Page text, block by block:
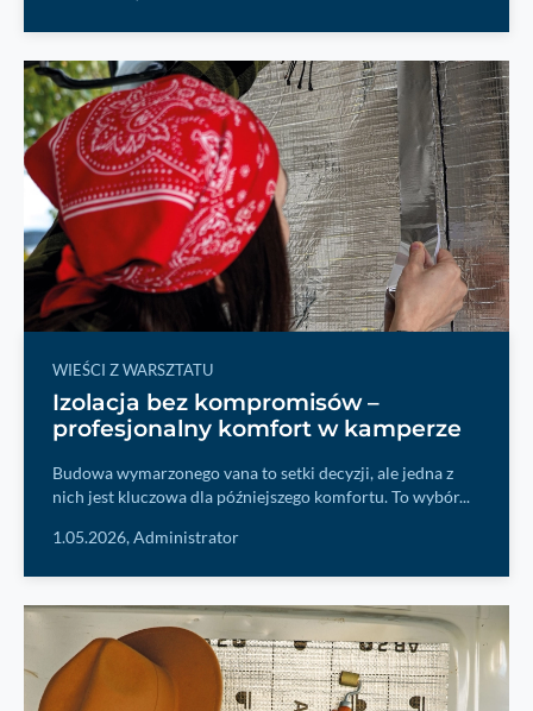
WIEŚCI Z WARSZTATU
Izolacja bez kompromisów –
profesjonalny komfort w kamperze
Budowa wymarzonego vana to setki decyzji, ale jedna z
nich jest kluczowa dla późniejszego komfortu. To wybór...
1.05.2026,Administrator